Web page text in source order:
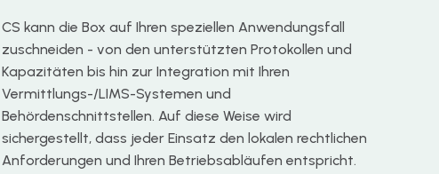
CS kann die Box auf Ihren speziellen Anwendungsfall
zuschneiden - von den unterstützten Protokollen und
Kapazitäten bis hin zur Integration mit Ihren
Vermittlungs-/LIMS-Systemen und
Behördenschnittstellen. Auf diese Weise wird
sichergestellt, dass jeder Einsatz den lokalen rechtlichen
Anforderungen und Ihren Betriebsabläufen entspricht.